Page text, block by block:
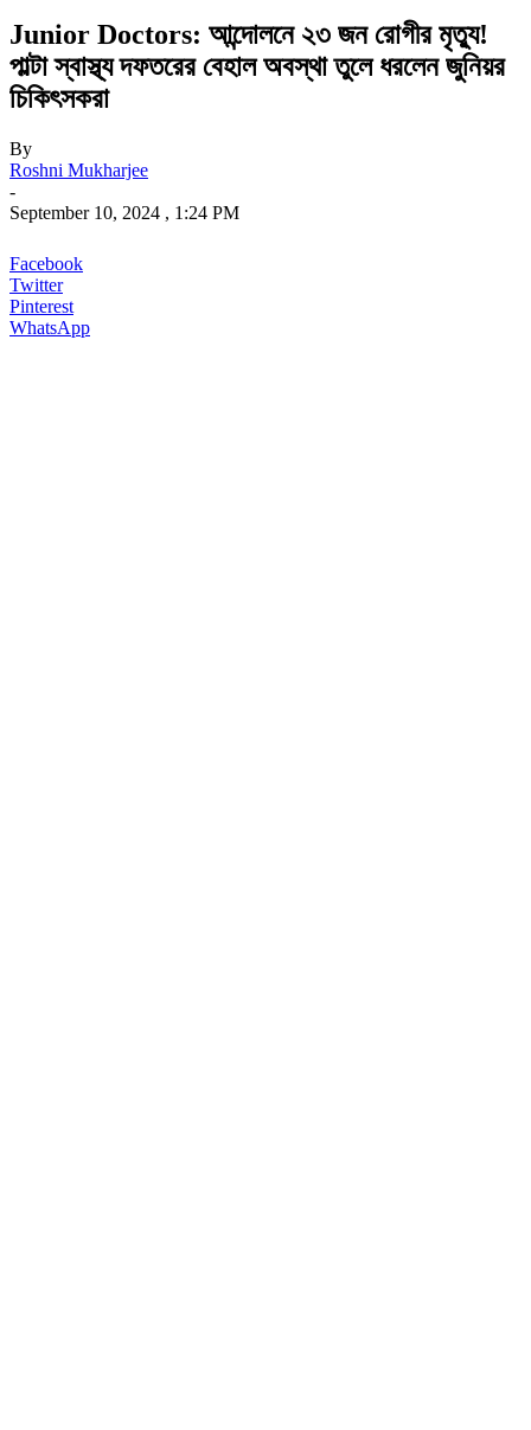
Junior Doctors: আন্দোলনে ২৩ জন রোগীর মৃত্যু!
পাল্টা স্বাস্থ্য দফতরের বেহাল অবস্থা তুলে ধরলেন জুনিয়র
চিকিৎসকরা
By
Roshni Mukharjee
-
September 10, 2024 , 1:24 PM
Facebook
Twitter
Pinterest
WhatsApp